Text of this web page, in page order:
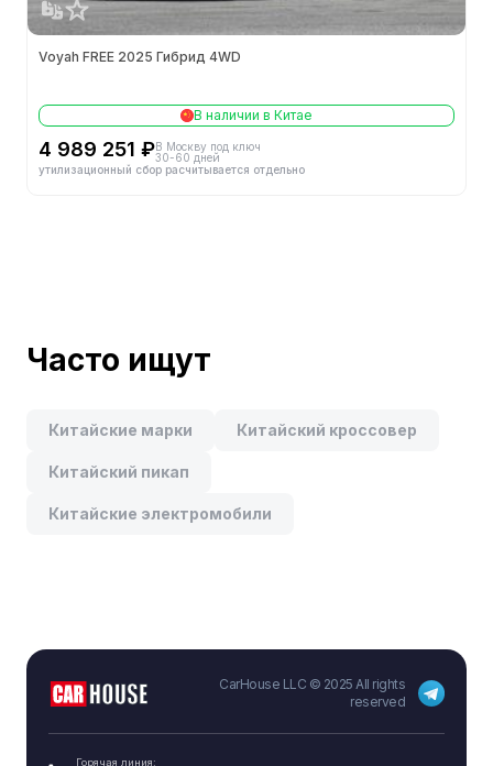
Voyah FREE 2025 Гибрид 4WD
В наличии в Китае
4 989 251 ₽В Москву под ключ
30-60 дней
утилизационный сбор расчитывается отдельно
Часто ищут
Китайские марки Китайский кроссовер
Китайский пикап
Китайские электромобили
CarHouse LLC © 2025 All rights
reserved
Горячая линия: